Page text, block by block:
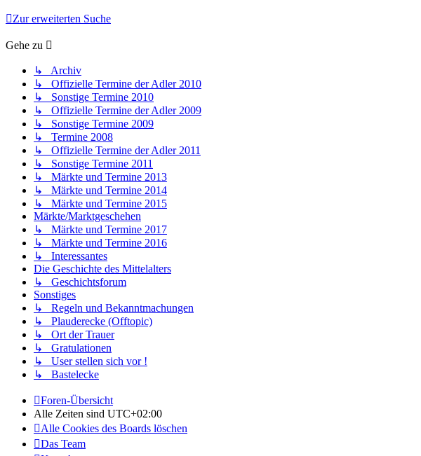
Zur erweiterten Suche
Gehe zu
↳ Archiv
↳ Offizielle Termine der Adler 2010
↳ Sonstige Termine 2010
↳ Offizielle Termine der Adler 2009
↳ Sonstige Termine 2009
↳ Termine 2008
↳ Offizielle Termine der Adler 2011
↳ Sonstige Termine 2011
↳ Märkte und Termine 2013
↳ Märkte und Termine 2014
↳ Märkte und Termine 2015
Märkte/Marktgeschehen
↳ Märkte und Termine 2017
↳ Märkte und Termine 2016
↳ Interessantes
Die Geschichte des Mittelalters
↳ Geschichtsforum
Sonstiges
↳ Regeln und Bekanntmachungen
↳ Plauderecke (Offtopic)
↳ Ort der Trauer
↳ Gratulationen
↳ User stellen sich vor !
↳ Bastelecke
Foren-Übersicht
Alle Zeiten sind UTC+02:00
Alle Cookies des Boards löschen
Das Team